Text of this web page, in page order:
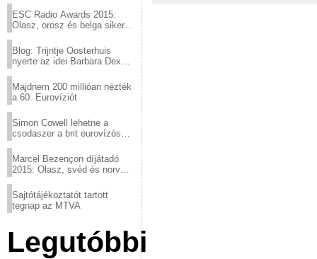
ESC Radio Awards 2015:
Olasz, orosz és belga siker,
Blog: Trijntje Oosterhuis
nyerte az idei Barbara Dex
Majdnem 200 millióan nézték
a 60. Eurovíziót
Simon Cowell lehetne a
csodaszer a brit eurovízós
Marcel Bezençon díjátadó
2015: Olasz, svéd és norvég
Sajtótájékoztatót tartott
tegnap az MTVA
Legutóbbi